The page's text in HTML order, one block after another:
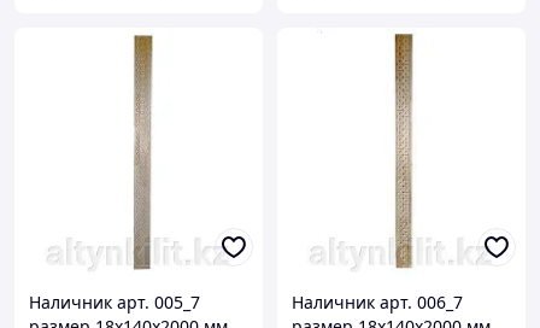
Наличник арт. 005_7
Наличник арт. 006_7